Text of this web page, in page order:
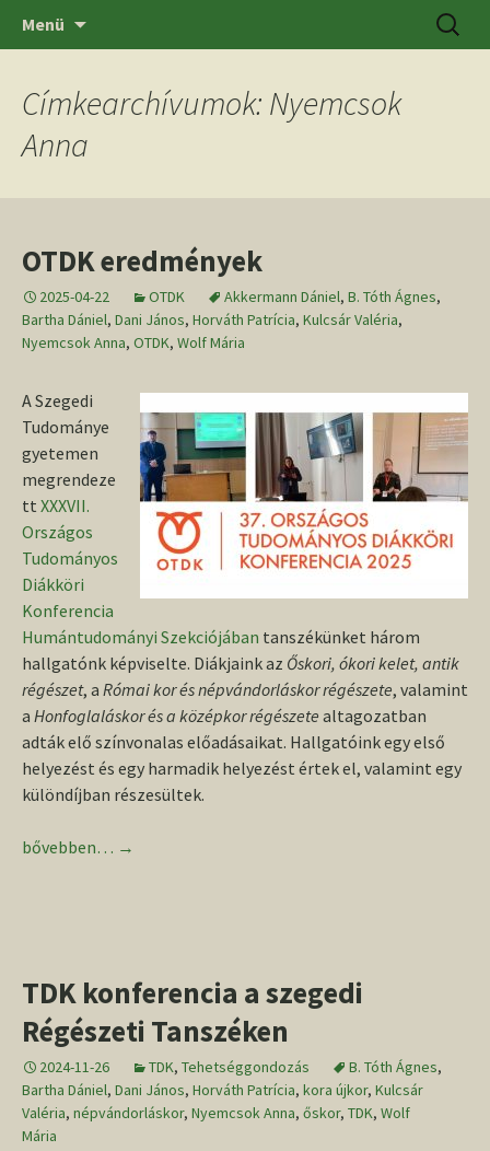
SZTE BTK Régészeti Tanszék
Menü
Címkearchívumok: Nyemcsok
Anna
OTDK eredmények
2025-04-22 OTDK Akkermann Dániel, B. Tóth Ágnes,
Bartha Dániel, Dani János, Horváth Patrícia, Kulcsár Valéria,
Nyemcsok Anna, OTDK, Wolf Mária
A Szegedi
Tudománye
gyetemen
megrendeze
tt XXXVII.
Országos
Tudományos
Diákköri
Konferencia
Humántudományi Szekciójában tanszékünket három
hallgatónk képviselte. Diákjaink az Őskori, ókori kelet, antik
régészet, a Római kor és népvándorláskor régészete, valamint
a Honfoglaláskor és a középkor régészete altagozatban
adták elő színvonalas előadásaikat. Hallgatóink egy első
helyezést és egy harmadik helyezést értek el, valamint egy
különdíjban részesültek.
OTDK eredmények
bővebben… →
TDK konferencia a szegedi
Régészeti Tanszéken
2024-11-26 TDK, Tehetséggondozás B. Tóth Ágnes,
Bartha Dániel, Dani János, Horváth Patrícia, kora újkor, Kulcsár
Valéria, népvándorláskor, Nyemcsok Anna, őskor, TDK, Wolf
Mária